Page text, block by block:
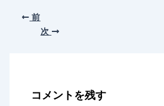
前
次
コメントを残す